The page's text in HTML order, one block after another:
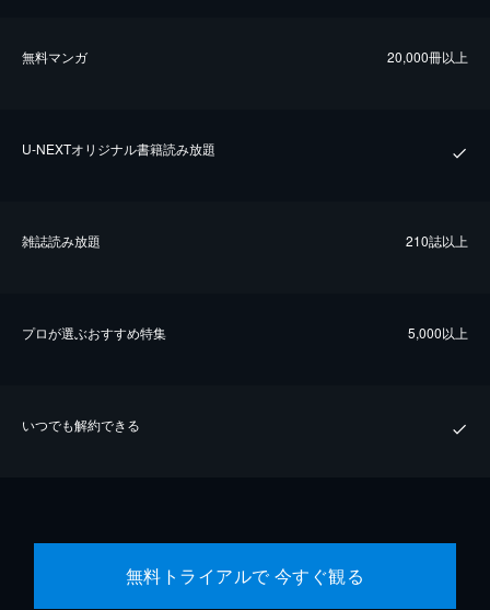
無料マンガ 20,000冊以上
U-NEXTオリジナル書籍読み放題
雑誌読み放題 210誌以上
プロが選ぶおすすめ特集 5,000以上
いつでも解約できる
無料トライアルで 今すぐ観る